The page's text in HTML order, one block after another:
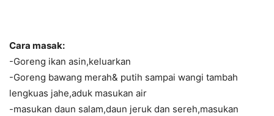
Cara masak:
-Goreng ikan asin,keluarkan
-Goreng bawang merah& putih sampai wangi tambah
lengkuas jahe,aduk masukan air
-masukan daun salam,daun jeruk dan sereh,masukan